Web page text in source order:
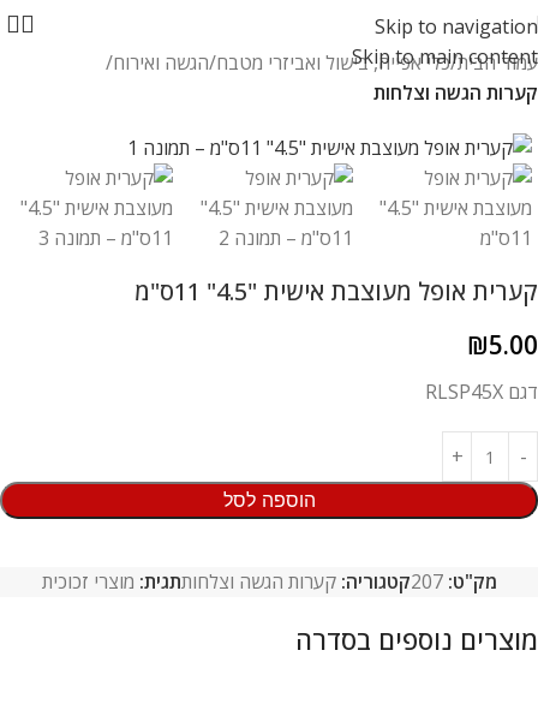
Skip to navigation
Skip to main content
עמוד הבית כלי אפייה, בישול ואביזרי מטבח הגשה ואירוח
קערות הגשה וצלחות
קערית אופל מעוצבת אישית "4.5" 11ס"מ
₪5.00
דגם RLSP45X
הוספה לסל
מק"ט:207קטגוריה: קערות הגשה וצלחותתגית: מוצרי זכוכית